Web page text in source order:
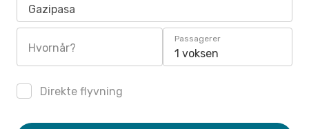
Gazipasa
Hvornår?
Passagerer
1 voksen
Direkte flyvning